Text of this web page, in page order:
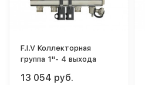
F.I.V Коллекторная
группа 1"- 4 выхода
13 054 руб.